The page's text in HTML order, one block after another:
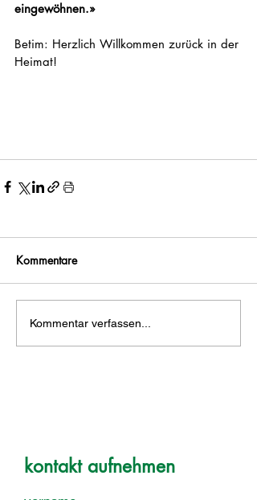
eingewöhnen.»
Betim: Herzlich Willkommen zurück in der
Heimat!
Kommentare
Kommentar verfassen...
kontakt aufnehmen